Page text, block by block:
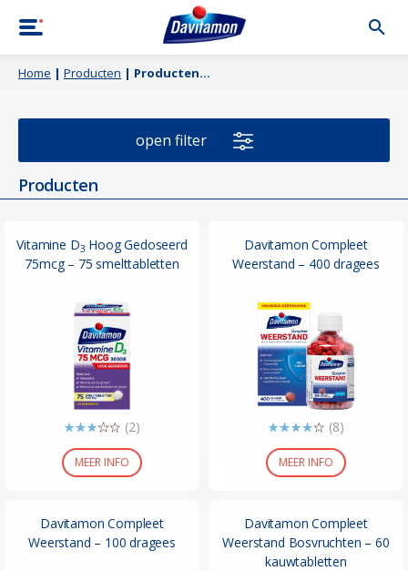
Home | Producten | Producten
open filter
Producten
Vitamine D3 Hoog Gedoseerd
75mcg – 75 smelttabletten
MEER INFO
(2)
Davitamon Compleet
Weerstand – 400 dragees
MEER INFO
(8)
Davitamon Compleet
Weerstand – 100 dragees
Davitamon Compleet
Weerstand Bosvruchten – 60
kauwtabletten